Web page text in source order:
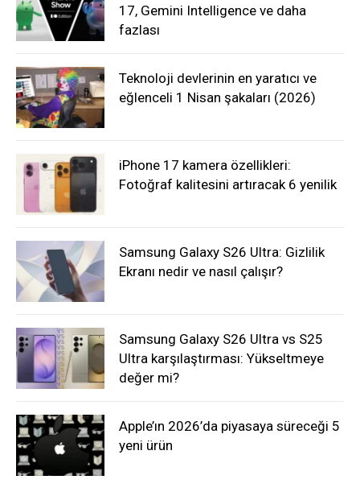
17, Gemini Intelligence ve daha
fazlası
Teknoloji devlerinin en yaratıcı ve
eğlenceli 1 Nisan şakaları (2026)
iPhone 17 kamera özellikleri:
Fotoğraf kalitesini artıracak 6 yenilik
Samsung Galaxy S26 Ultra: Gizlilik
Ekranı nedir ve nasıl çalışır?
Samsung Galaxy S26 Ultra vs S25
Ultra karşılaştırması: Yükseltmeye
değer mi?
Apple’ın 2026’da piyasaya süreceği 5
yeni ürün